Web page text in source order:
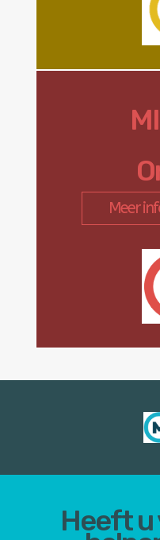
Meer
Heeft u